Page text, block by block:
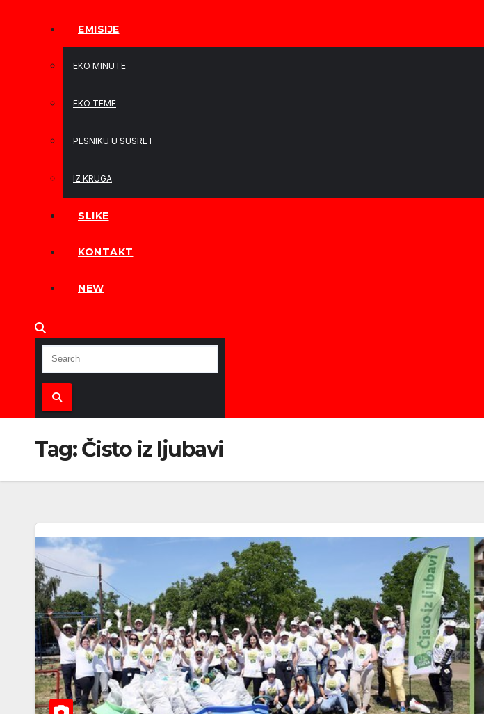
EMISIJE
EKO MINUTE
EKO TEME
PESNIKU U SUSRET
IZ KRUGA
SLIKE
KONTAKT
NEW
Tag:Čisto iz ljubavi